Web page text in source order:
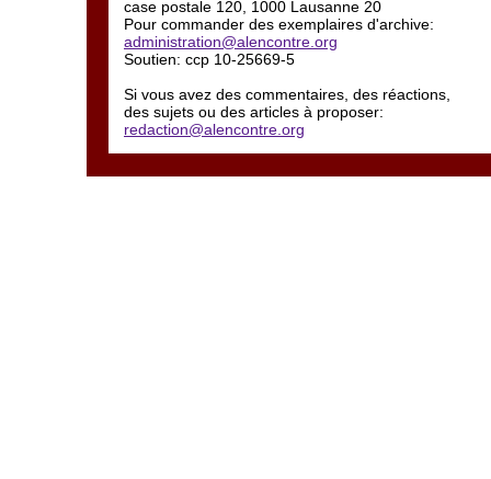
case postale 120, 1000 Lausanne 20
Pour commander des exemplaires d'archive:
administration@alencontre.org
Soutien: ccp 10-25669-5
Si vous avez des commentaires, des réactions,
des sujets ou des articles à proposer:
redaction@alencontre.org